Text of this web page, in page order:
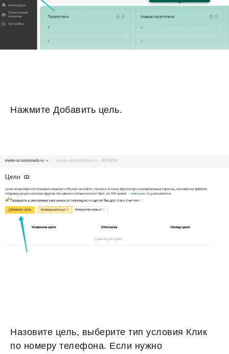
Нажмите Добавить цель.
Назовите цель, выберите тип условия Клик
по номеру телефона. Если нужно